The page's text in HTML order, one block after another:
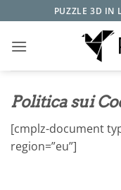
ai
contenuti
PUZZLE 3D IN
Politica sui
[cmplz-document
region=”eu”]